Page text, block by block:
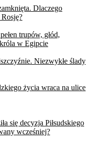
Dlaczego
trupów, głód,
w Egipcie
Niezwykłe ślady
życia wraca na ulice
się decyzja Piłsudskiego
wcześniej?